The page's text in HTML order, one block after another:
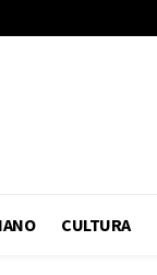
CULTURA